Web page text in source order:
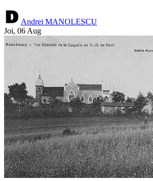
Andrei MANOLESCU
Joi, 06 Aug